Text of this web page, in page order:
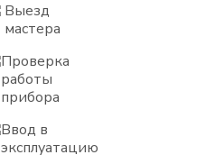
Выезд
мастера
Проверка
работы
прибора
Ввод в
эксплуатацию